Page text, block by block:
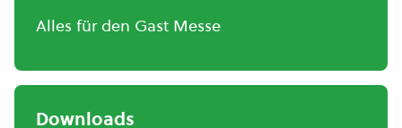
Alles für den Gast Messe
Downloads